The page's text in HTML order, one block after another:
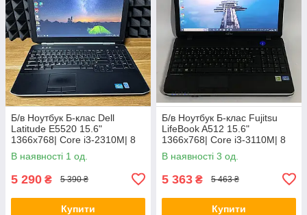
Б/в Ноутбук Б-клас Dell
Latitude E5520 15.6"
1366x768| Core i3-2310M| 8
GB RAM| 128 GB SSD| HD
3000
В наявності 1 од.
5 290 ₴ 5 390 ₴
Купити
Б/в Ноутбук Б-клас Fujitsu
LifeBook A512 15.6"
1366x768| Core i3-3110M| 8
GB RAM| 320 GB HDD| HD
4000
В наявності 3 од.
5 363 ₴ 5 463 ₴
Купити